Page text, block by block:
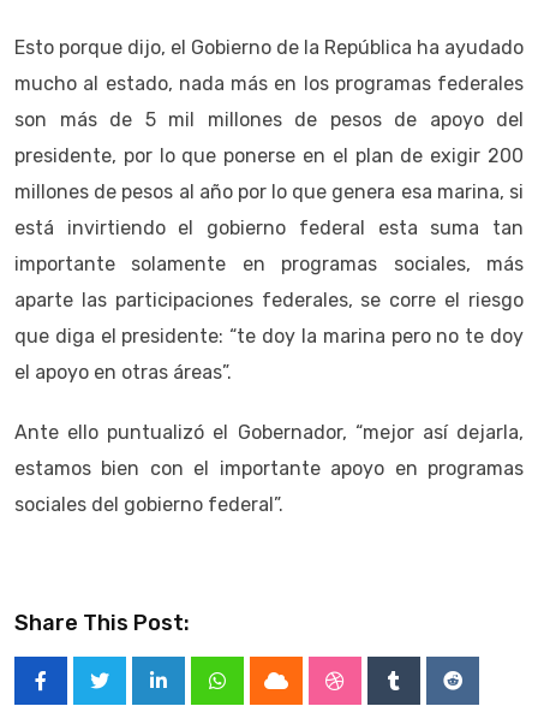
Esto porque dijo, el Gobierno de la República ha ayudado
mucho al estado, nada más en los programas federales
son más de 5 mil millones de pesos de apoyo del
presidente, por lo que ponerse en el plan de exigir 200
millones de pesos al año por lo que genera esa marina, si
está invirtiendo el gobierno federal esta suma tan
importante solamente en programas sociales, más
aparte las participaciones federales, se corre el riesgo
que diga el presidente: “te doy la marina pero no te doy
el apoyo en otras áreas”.
Ante ello puntualizó el Gobernador, “mejor así dejarla,
estamos bien con el importante apoyo en programas
sociales del gobierno federal”.
Share This Post:
LinkedInWhatsappCloud StumbleUpon
TumblrReddit